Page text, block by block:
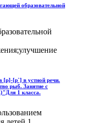
образовательной
[р]-[р`] в устной речи.
рыб. Занятие с
1 класса.